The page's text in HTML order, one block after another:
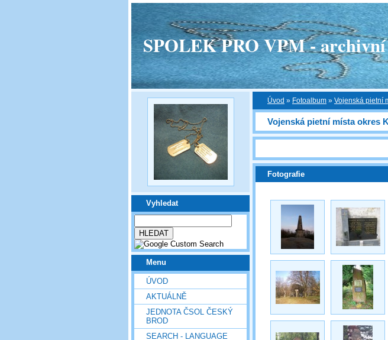
SPOLEK PRO VPM - archivní
Vyhledat
Menu
ÚVOD
AKTUÁLNĚ
JEDNOTA ČSOL ČESKÝ
BROD
SEARCH - LANGUAGE
Úvod » Fotoalbum » Vojenská pietní
Vojenská pietní místa okres
Fotografie